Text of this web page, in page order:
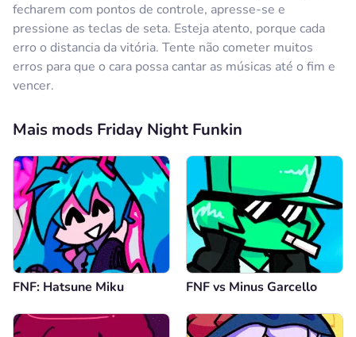
fecharem com pontos de controle, apresse-se e
pressione as teclas de seta. Esteja atento, porque cada
erro o distancia da vitória. Tente não cometer muitos
erros para que o cara possa cantar as músicas até o fim e
vencer.
Mais mods Friday Night Funkin
FNF: Hatsune Miku FNF vs Minus Garcello